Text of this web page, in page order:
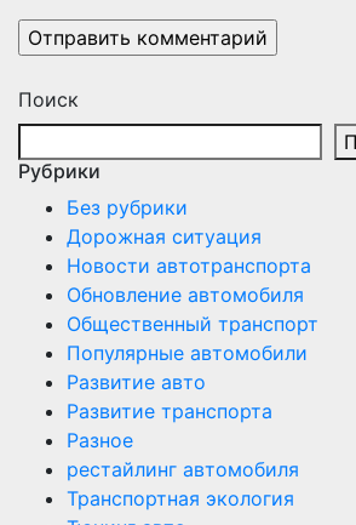
Поиск
Рубрики
Без рубрики
Дорожная ситуация
Новости автотранспорта
Обновление автомобиля
Общественный транспорт
Популярные автомобили
Развитие авто
Развитие транспорта
Разное
рестайлинг автомобиля
Транспортная экология